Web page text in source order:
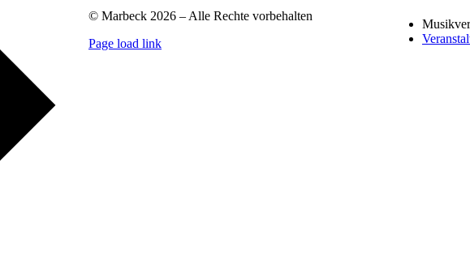
© Marbeck 2026 – Alle Rechte vorbehalten
Page load link